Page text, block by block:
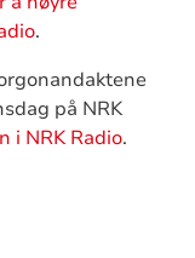
.
på NRK
i NRK Radio.